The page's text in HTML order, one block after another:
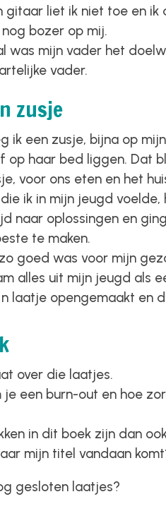
gitaar liet ik niet toe en
bozer op mij.
was mijn vader het
vader.
zusje
ik een zusje, bijna op
op haar bed liggen. Dat
voor ons eten en het
ik in mijn jeugd
naar oplossingen en
te maken.
goed was voor mijn
alles uit mijn jeugd als
laatje opengemaakt en
over die laatjes.
je een burn-out en hoe
in dit boek zijn dan
mijn titel vandaan
gesloten laatjes?